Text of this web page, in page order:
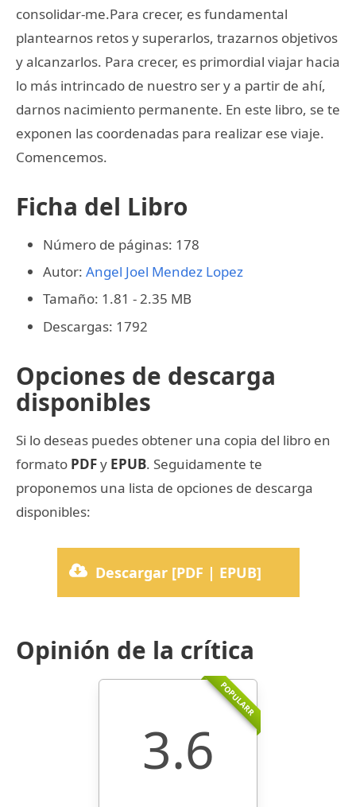
consolidar-me.Para crecer, es fundamental
plantearnos retos y superarlos, trazarnos objetivos
y alcanzarlos. Para crecer, es primordial viajar hacia
lo más intrincado de nuestro ser y a partir de ahí,
darnos nacimiento permanente. En este libro, se te
exponen las coordenadas para realizar ese viaje.
Comencemos.
Ficha del Libro
Número de páginas: 178
Autor: Angel Joel Mendez Lopez
Tamaño: 1.81 - 2.35 MB
Descargas: 1792
Opciones de descarga
disponibles
Si lo deseas puedes obtener una copia del libro en
formato PDFy EPUB. Seguidamente te
proponemos una lista de opciones de descarga
disponibles:
Descargar [PDF | EPUB]
Opinión de la crítica
POPULARR
3.6